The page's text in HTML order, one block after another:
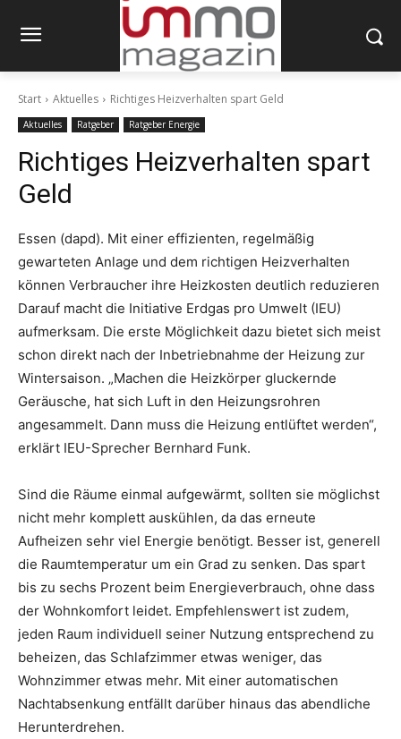
Start Aktuelles Richtiges Heizverhalten spart Geld
Aktuelles Ratgeber Ratgeber Energie
Richtiges Heizverhalten spart
Geld
Essen (dapd). Mit einer effizienten, regelmäßig
gewarteten Anlage und dem richtigen Heizverhalten
können Verbraucher ihre Heizkosten deutlich reduzieren
Darauf macht die Initiative Erdgas pro Umwelt (IEU)
aufmerksam. Die erste Möglichkeit dazu bietet sich meist
schon direkt nach der Inbetriebnahme der Heizung zur
Wintersaison. „Machen die Heizkörper gluckernde
Geräusche, hat sich Luft in den Heizungsrohren
angesammelt. Dann muss die Heizung entlüftet werden“,
erklärt IEU-Sprecher Bernhard Funk.
Sind die Räume einmal aufgewärmt, sollten sie möglichst
nicht mehr komplett auskühlen, da das erneute
Aufheizen sehr viel Energie benötigt. Besser ist, generell
die Raumtemperatur um ein Grad zu senken. Das spart
bis zu sechs Prozent beim Energieverbrauch, ohne dass
der Wohnkomfort leidet. Empfehlenswert ist zudem,
jeden Raum individuell seiner Nutzung entsprechend zu
beheizen, das Schlafzimmer etwas weniger, das
Wohnzimmer etwas mehr. Mit einer automatischen
Nachtabsenkung entfällt darüber hinaus das abendliche
Herunterdrehen.